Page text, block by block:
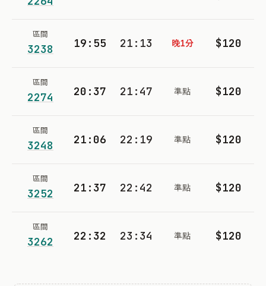
區間
3238 19:55 21:13 晚1分 $120
區間
2274 20:37 21:47 準點 $120
區間
3248 21:06 22:19 準點 $120
區間
3252 21:37 22:42 準點 $120
區間
3262 22:32 23:34 準點 $120